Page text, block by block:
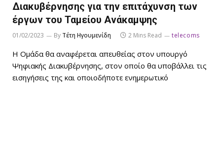
Διακυβέρνησης για την επιτάχυνση των
έργων του Ταμείου Ανάκαμψης
01/02/2023 By Τέτη Ηγουμενίδη 2 Mins Read telecoms
Η Ομάδα θα αναφέρεται απευθείας στον υπουργό
Ψηφιακής Διακυβέρνησης, στον οποίο θα υποβάλλει τις
εισηγήσεις της και οποιοδήποτε ενημερωτικό